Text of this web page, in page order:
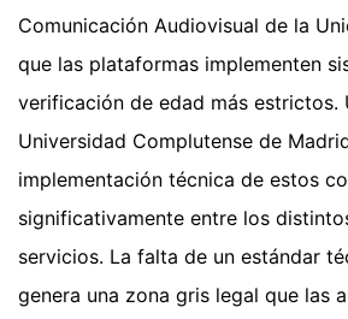
Comunicación Audiovisual de la
que las plataformas implementen
verificación de edad más estrictos.
Universidad Complutense de
implementación técnica de estos
significativamente entre los
servicios. La falta de un estándar
genera una zona gris legal que las